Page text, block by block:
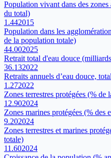
Population vivant dans des
du total)
1.442015
Population dans les
de la population totale)
44.002025
Retrait total d'eau douce
36.132022
Retraits annuels d’eau douce,
1.272022
Zones terrestres protégées (% de
12.902024
Zones marines protégées (% des
9.202024
Zones terrestres et marines
totale)
11.602024